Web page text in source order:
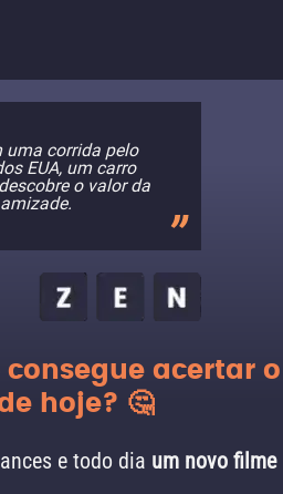
uma corrida pelo
EUA, um carro
o valor da
amizade.
acertar o
hoje? 🤔
e todo dia um novo filme